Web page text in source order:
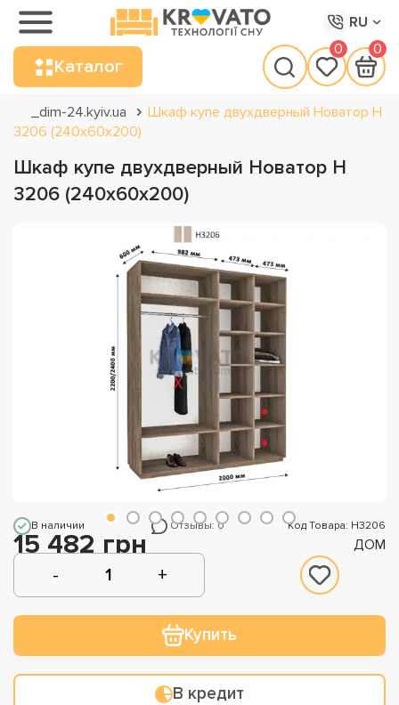
RU
Каталог
0 0
_dim-24.kyiv.ua
Шкаф купе двухдверный Новатор Н
3206 (240х60х200)
Шкаф купе двухдверный Новатор Н
3206 (240х60х200)
В наличии Отзывы: 0 Код Товара: Н3206
15 482 грн ДОМ
Купить
В кредит